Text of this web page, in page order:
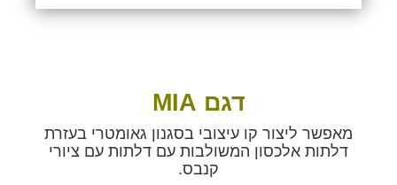
דגם MIA
מאפשר ליצור קו עיצובי בסגנון גאומטרי בעזרת
דלתות אלכסון המשולבות עם דלתות עם ציורי
קנבס.